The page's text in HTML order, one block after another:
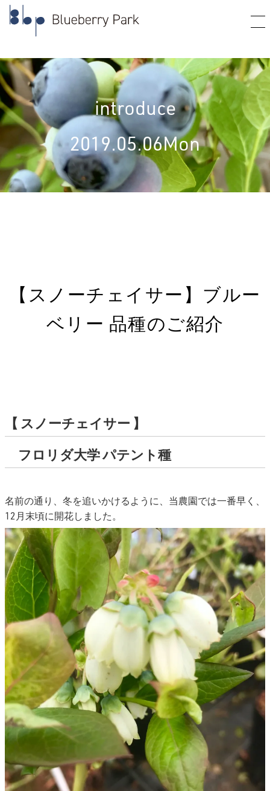
introduce
2019.05.06Mon
【スノーチェイサー】ブルー
ベリー 品種のご紹介
【 スノーチェイサー 】
フロリダ大学 パテント種
名前の通り、冬を追いかけるように、当農園では一番早く、
12月末頃に開花しました。